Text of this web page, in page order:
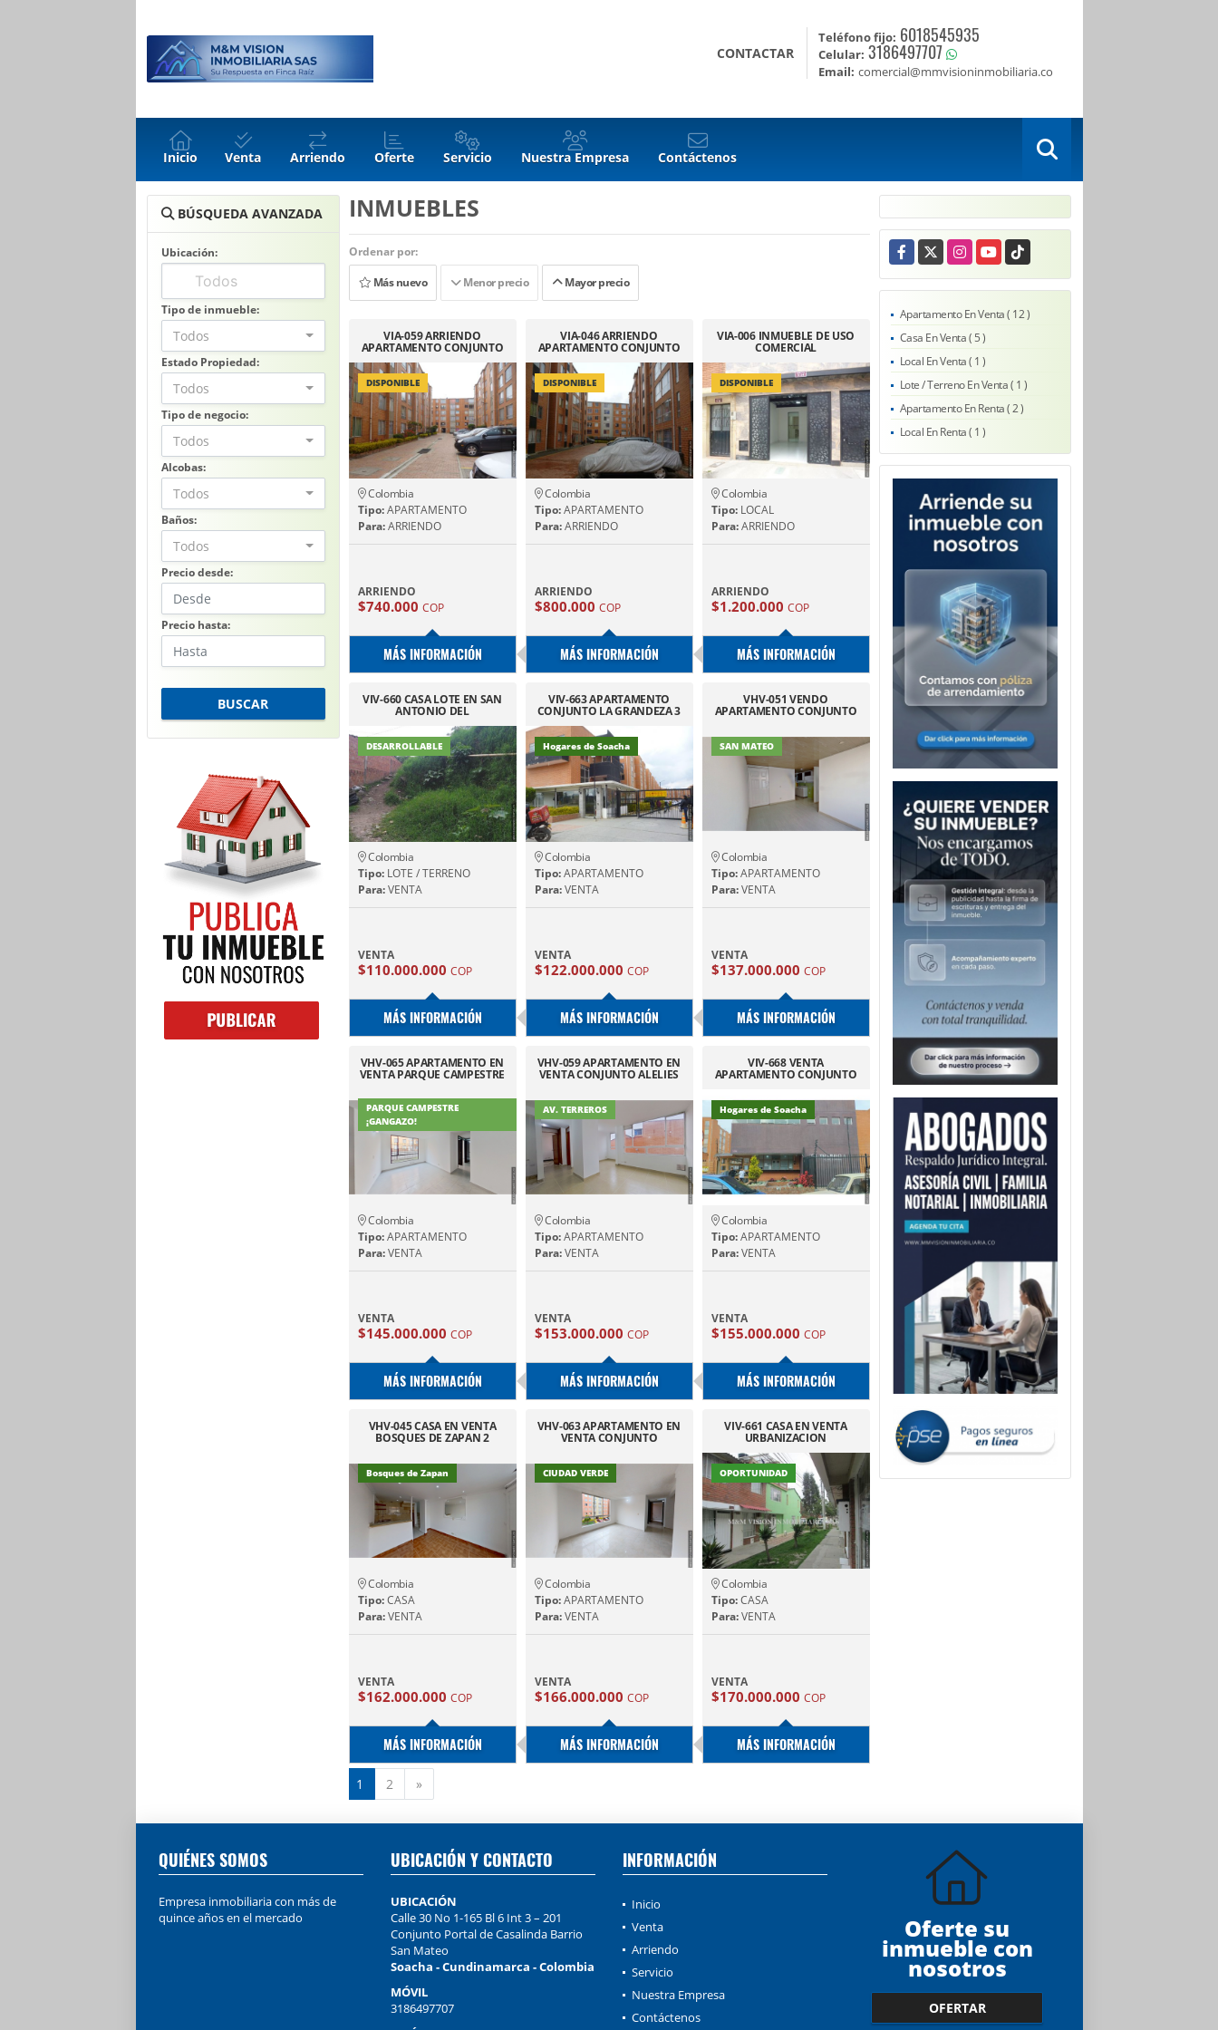
CONTACTAR
Teléfono fijo: 6018545935
Celular: 3186497707
Email: comercial@mmvisioninmobiliaria.co
Inicio Venta Arriendo Oferte Servicio Nuestra Empresa Contáctenos
BÚSQUEDA AVANZADA
Ubicación:
Tipo de inmueble:
Todos
Estado Propiedad:
Todos
Tipo de negocio:
Todos
Alcobas:
Todos
Baños:
Todos
Precio desde:
Precio hasta:
BUSCAR
INMUEBLES
Ordenar por:
Más nuevo
Menor precio Mayor precio
VIA-059 ARRIENDO
APARTAMENTO CONJUNTO
ORQUIDEA CIUDAD VERDE
DISPONIBLE
Colombia
Tipo:APARTAMENTO
Para:ARRIENDO
ARRIENDO
$740.000 COP
MÁS INFORMACIÓN
VIA-046 ARRIENDO
APARTAMENTO CONJUNTO
DISPONIBLE
Colombia
Tipo:APARTAMENTO
Para:ARRIENDO
ARRIENDO
$800.000 COP
MÁS INFORMACIÓN
VIA-006 INMUEBLE DE USO
COMERCIAL
DISPONIBLE
Colombia
Tipo:LOCAL
Para:ARRIENDO
ARRIENDO
$1.200.000 COP
MÁS INFORMACIÓN
VIV-660 CASA LOTE EN SAN
ANTONIO DEL
TEQUENDAMA
DESARROLLABLE
Colombia
Tipo:LOTE / TERRENO
Para:VENTA
VENTA
$110.000.000 COP
MÁS INFORMACIÓN
VIV-663 APARTAMENTO
CONJUNTO LA GRANDEZA 3
HOGARES DE SOACHA
Hogares de Soacha
Colombia
Tipo:APARTAMENTO
Para:VENTA
VENTA
$122.000.000 COP
MÁS INFORMACIÓN
VHV-051 VENDO
APARTAMENTO CONJUNTO
SAN MATEO
Colombia
Tipo:APARTAMENTO
Para:VENTA
VENTA
$137.000.000 COP
MÁS INFORMACIÓN
VHV-065 APARTAMENTO EN
VENTA PARQUE CAMPESTRE
PARQUE CAMPESTRE
¡GANGAZO!
Colombia
Tipo:APARTAMENTO
Para:VENTA
VENTA
$145.000.000 COP
MÁS INFORMACIÓN
VHV-059 APARTAMENTO EN
VENTA CONJUNTO ALELIES
AV. TERREROS
Colombia
Tipo:APARTAMENTO
Para:VENTA
VENTA
$153.000.000 COP
MÁS INFORMACIÓN
VIV-668 VENTA
APARTAMENTO CONJUNTO
Hogares de Soacha
Colombia
Tipo:APARTAMENTO
Para:VENTA
VENTA
$155.000.000 COP
MÁS INFORMACIÓN
VHV-045 CASA EN VENTA
BOSQUES DE ZAPAN 2
Bosques de Zapan
Colombia
Tipo:CASA
Para:VENTA
VENTA
$162.000.000 COP
MÁS INFORMACIÓN
VHV-063 APARTAMENTO EN
VENTA CONJUNTO
CIUDAD VERDE
Colombia
Tipo:APARTAMENTO
Para:VENTA
VENTA
$166.000.000 COP
MÁS INFORMACIÓN
VIV-661 CASA EN VENTA
URBANIZACION
PORTALEGRE
OPORTUNIDAD
Colombia
Tipo:CASA
Para:VENTA
VENTA
$170.000.000 COP
MÁS INFORMACIÓN
1 2 »Siguiente
Facebook
X InstagramYouTubeTikTok
Apartamento En Venta ( 12 )
Casa En Venta ( 5 )
Local En Venta ( 1 )
Lote / Terreno En Venta ( 1 )
Apartamento En Renta ( 2 )
Local En Renta ( 1 )
QUIÉNES SOMOS
Empresa inmobiliaria con más de
quince años en el mercado
UBICACIÓN Y CONTACTO
UBICACIÓN
Calle 30 No 1-165 Bl 6 Int 3 – 201
Conjunto Portal de Casalinda Barrio
San Mateo
Soacha - Cundinamarca - Colombia
MÓVIL
3186497707
INFORMACIÓN
Inicio
Venta
Arriendo
Servicio
Nuestra Empresa
Contáctenos
Oferte su
inmueble con
nosotros
OFERTAR